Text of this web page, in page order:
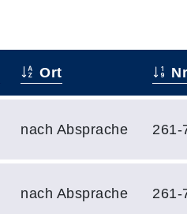
Ort
nach Absprache 261-
nach Absprache 261-